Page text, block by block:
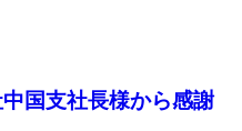
国支社長様から感謝